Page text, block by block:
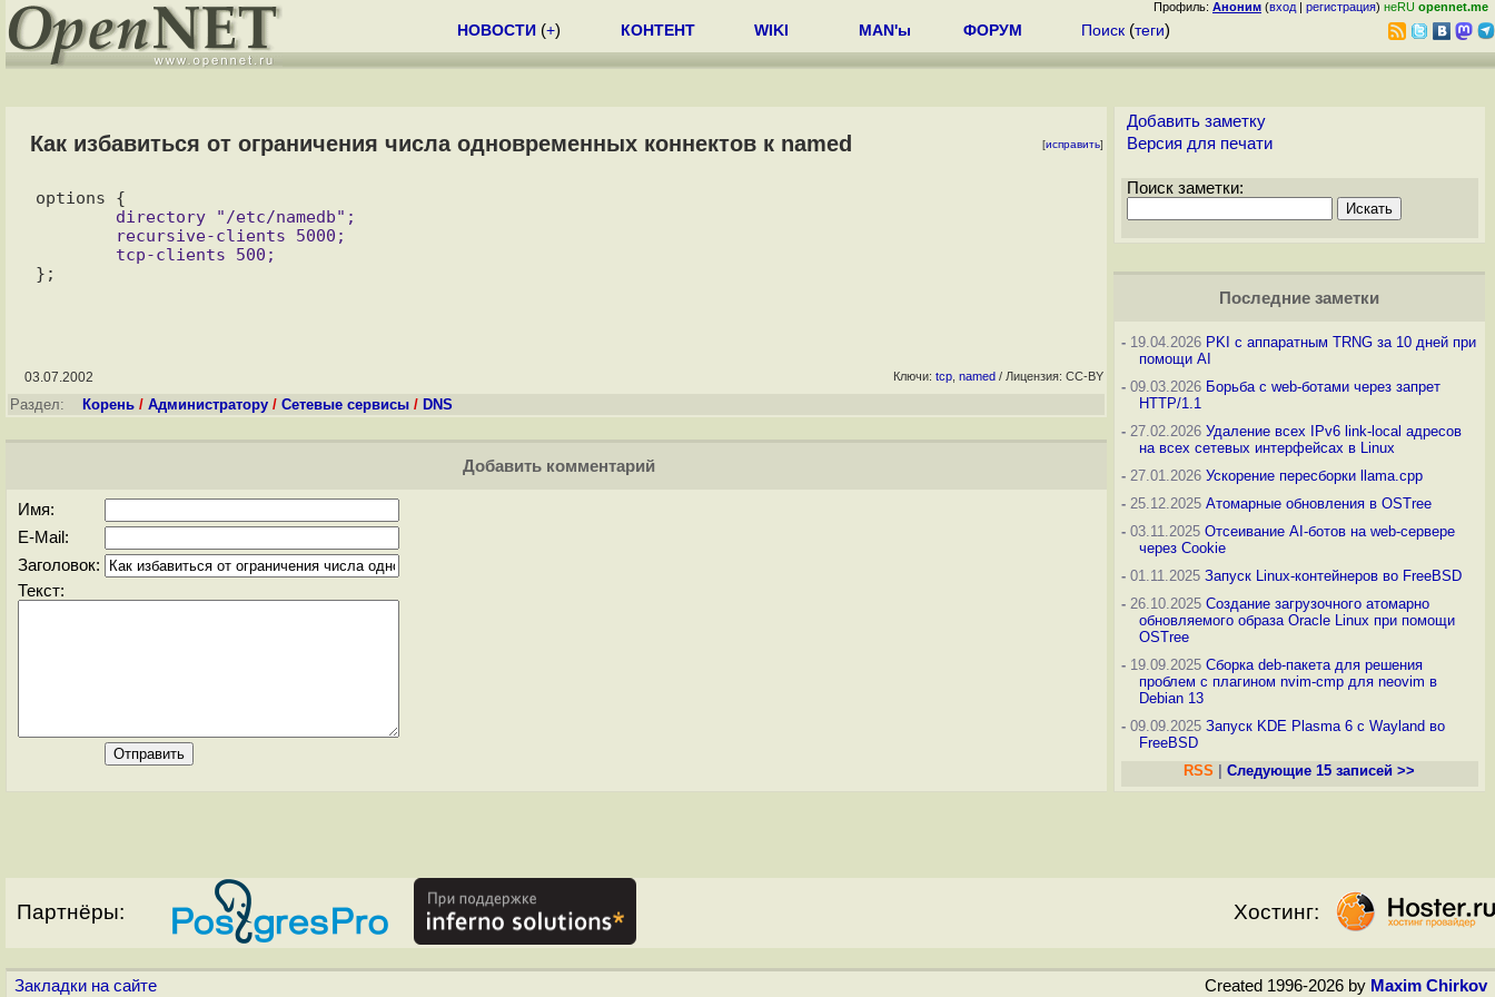
Профиль: Аноним (вход | регистрация) неRU opennet.me
НОВОСТИ (+) КОНТЕНТ WIKI MAN'ы ФОРУМ Поиск (теги)
Как избавиться от ограничения числа одновременных коннектов к named [исправить]
03.07.2002 Ключи: tcp named / Лицензия: CC-BY
Раздел: Корень / Администратору / Сетевые сервисы / DNS
Добавить комментарий
Имя:
E-Mail:
Заголовок:
Текст:
Добавить заметку
Версия для печати
Поиск заметки:
Последние заметки
-19.04.2026 PKI с аппаратным TRNG за 10 дней при
помощи AI
-09.03.2026 Борьба с web-ботами через запрет
HTTP/1.1
-27.02.2026 Удаление всех IPv6 link-local адресов
на всех сетевых интерфейсах в Linux
-27.01.2026 Ускорение пересборки llama.cpp
-25.12.2025 Атомарные обновления в OSTree
-03.11.2025 Отсеивание AI-ботов на web-сервере
через Cookie
-01.11.2025 Запуск Linux-контейнеров во FreeBSD
-26.10.2025 Создание загрузочного атомарно
обновляемого образа Oracle Linux при помощи
OSTree
-19.09.2025 Сборка deb-пакета для решения
проблем с плагином nvim-cmp для neovim в
Debian 13
-09.09.2025 Запуск KDE Plasma 6 с Wayland во
FreeBSD
RSS
Следующие 15 записей >>
Партнёры: Хостинг:
Закладки на сайте
Created 1996-2026 by Maxim Chirkov